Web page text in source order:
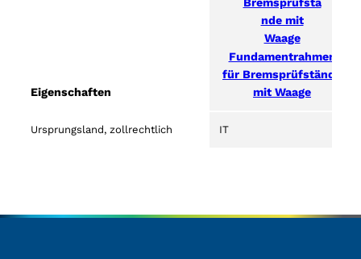
Eigenschaften
Fundamentrahmen
für Bremsprüfstände
mit Waage
Ursprungsland, zollrechtlich IT